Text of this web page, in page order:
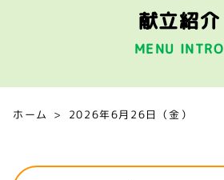
献立紹介
MENU INTRO
ホーム 2026年6月26日（金）